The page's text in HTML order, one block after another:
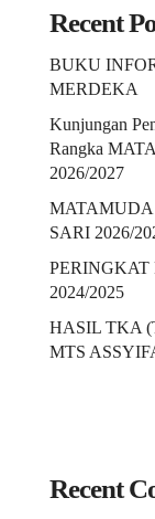
Recent
BUKU
MERDEKA
Kunjungan
Rangka
2026/2027
SARI 2026/
2024/2025
HASIL TKA
MTS
Recent